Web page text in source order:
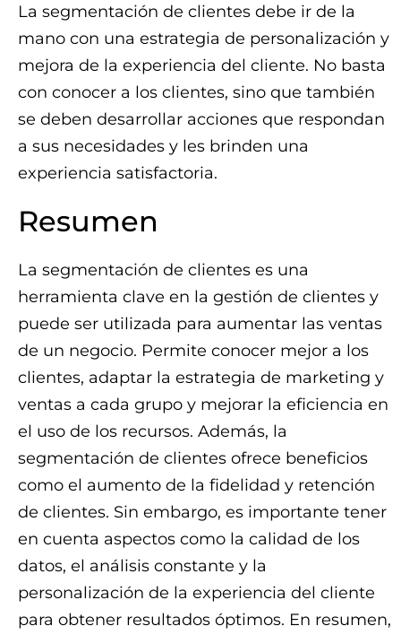
La segmentación de clientes debe ir de la
mano con una estrategia de personalización y
mejora de la experiencia del cliente. No basta
con conocer a los clientes, sino que también
se deben desarrollar acciones que respondan
a sus necesidades y les brinden una
experiencia satisfactoria.
Resumen
La segmentación de clientes es una
herramienta clave en la gestión de clientes y
puede ser utilizada para aumentar las ventas
de un negocio. Permite conocer mejor a los
clientes, adaptar la estrategia de marketing y
ventas a cada grupo y mejorar la eficiencia en
el uso de los recursos. Además, la
segmentación de clientes ofrece beneficios
como el aumento de la fidelidad y retención
de clientes. Sin embargo, es importante tener
en cuenta aspectos como la calidad de los
datos, el análisis constante y la
personalización de la experiencia del cliente
para obtener resultados óptimos. En resumen,